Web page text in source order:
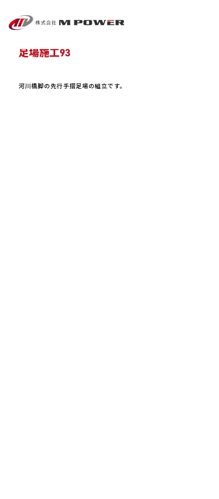
アパート足場, 公共事業
足場施工93
河川橋脚の先行手摺足場の組立です。